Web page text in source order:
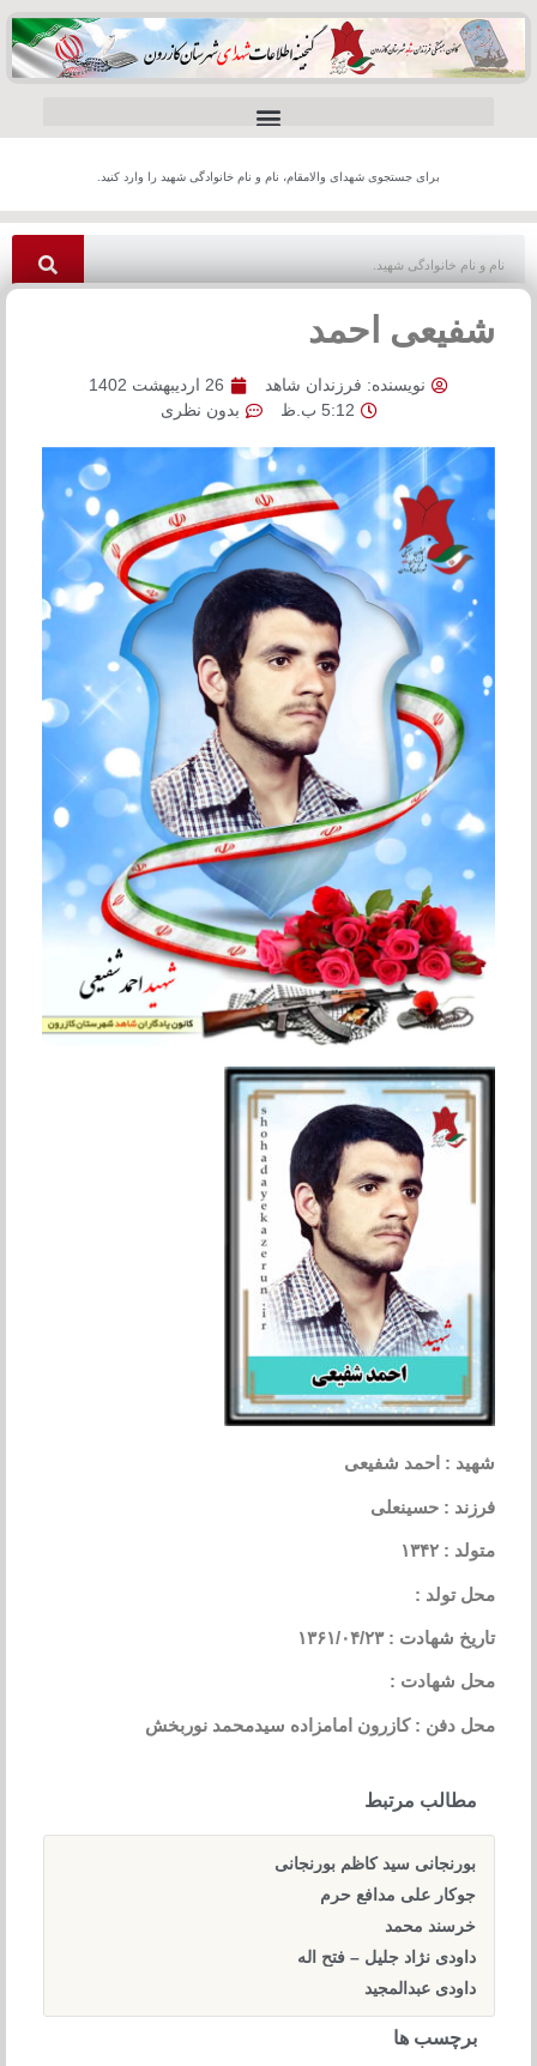
برای جستجوی شهدای والامقام، نام و نام خانوادگی شهید را وارد کنید.
شفیعی احمد
نویسنده: فرزندان شاهد
26 اردیبهشت 1402
5:12 ب.ظ
بدون نظری
شهید : احمد شفیعی
فرزند : حسینعلی
متولد : ۱۳۴۲
محل تولد :
تاریخ شهادت : ۱۳۶۱/۰۴/۲۳
محل شهادت :
محل دفن : کازرون امامزاده سیدمحمد نوربخش
مطالب مرتبط
بورنجانی سید کاظم بورنجانی
جوکار علی مدافع حرم
خرسند محمد
داودی نژاد جلیل – فتح اله
داودی عبدالمجید
برچسب ها